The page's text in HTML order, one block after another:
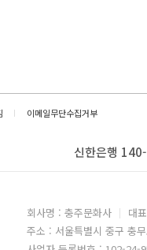
이메일무단수집거부
신한은행
회사명 : 충주문화사
대
주소 : 서울특별시 중구 충